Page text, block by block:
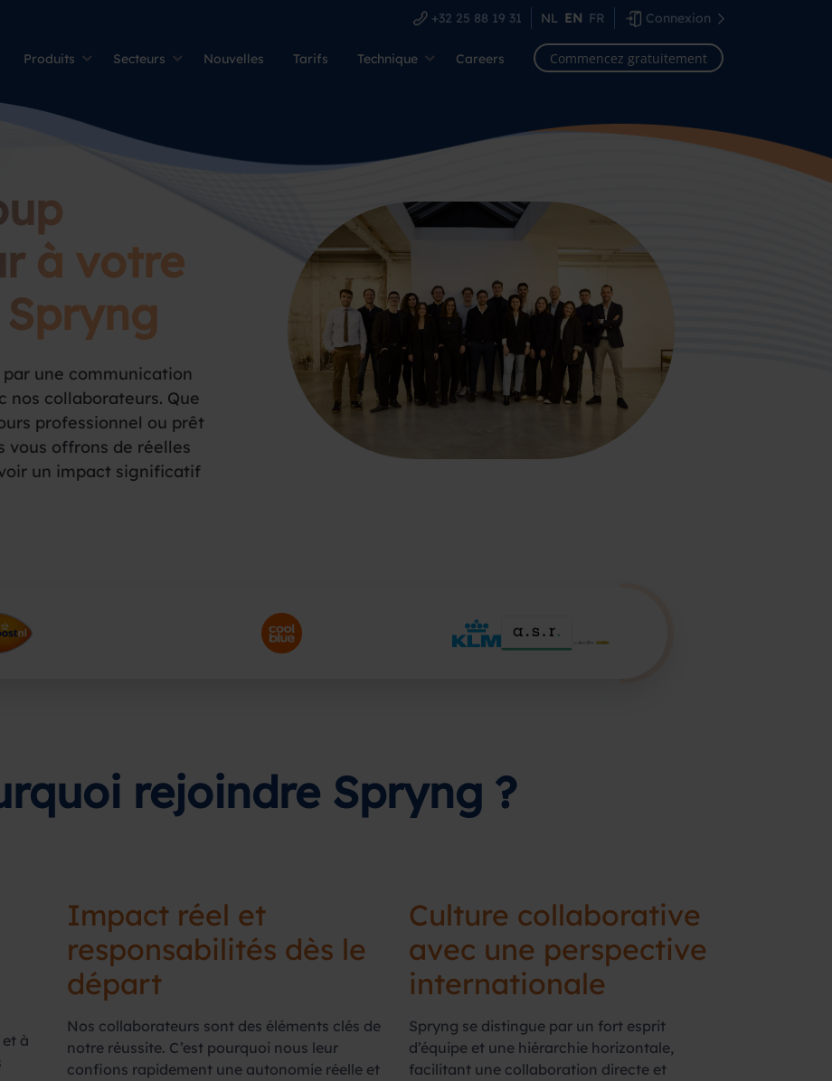
+32 25 88 19 31 NL EN FR Connexion
Produits Secteurs Nouvelles Tarifs Technique Careers Commencez gratuitement
à votre
une communication
nos collaborateurs. Que
professionnel ou prêt
vous offrons de réelles
un impact significatif
rejoindre Spryng ?
à
Impact réel et
responsabilités dès le
départ
Nos collaborateurs sont des éléments clés de
notre réussite. C’est pourquoi nous leur
confions rapidement une autonomie réelle et
Culture collaborative
avec une perspective
internationale
Spryng se distingue par un fort esprit
d’équipe et une hiérarchie horizontale,
facilitant une collaboration directe et